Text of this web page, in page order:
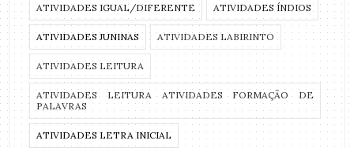
ATIVIDADES IGUAL/DIFERENTE ATIVIDADES ÍNDIOS
ATIVIDADES JUNINAS ATIVIDADES LABIRINTO
ATIVIDADES LEITURA
ATIVIDADES LEITURA ATIVIDADES FORMAÇÃO DE
PALAVRAS
ATIVIDADES LETRA INICIAL